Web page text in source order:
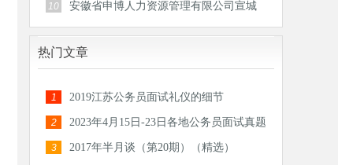
聘工作
10
安徽省申博人力资源管理有限公司宣城
分公司
热门文章
1 2019江苏公务员面试礼仪的细节
2
2023年4月15日-23日各地公务员面试真题
汇总
3 2017年半月谈（第20期）（精选）